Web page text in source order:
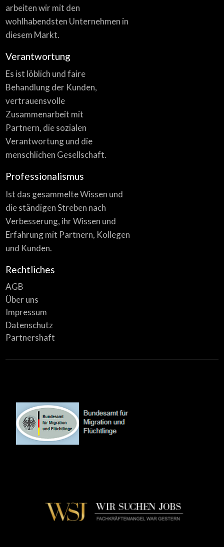
arbeiten wir mit den
wohlhabendsten Unternehmen in
diesem Markt.
Verantwortung
Es ist löblich und faire
Behandlung der Kunden,
vertrauensvolle
Zusammenarbeit mit
Partnern, die sozialen
Verantwortung und die
menschlichen Gesellschaft.
Professionalismus
Ist das gesammelte Wissen und
die ständigen Streben nach
Verbesserung, ihr Wissen und
Erfahrung mit Partnern, Kollegen
und Kunden.
Rechtliches
AGB
Über uns
Impressum
Datenschutz
Partnershaft